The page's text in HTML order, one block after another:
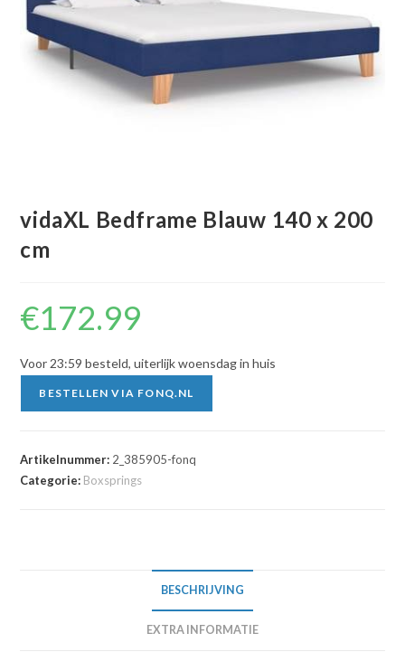
vidaXL Bedframe Blauw 140 x 200
cm
€172.99
Voor 23:59 besteld, uiterlijk woensdag in huis
BESTELLEN VIA FONQ.NL
Artikelnummer: 2_385905-fonq
Categorie: Boxsprings
BESCHRIJVING
EXTRA INFORMATIE